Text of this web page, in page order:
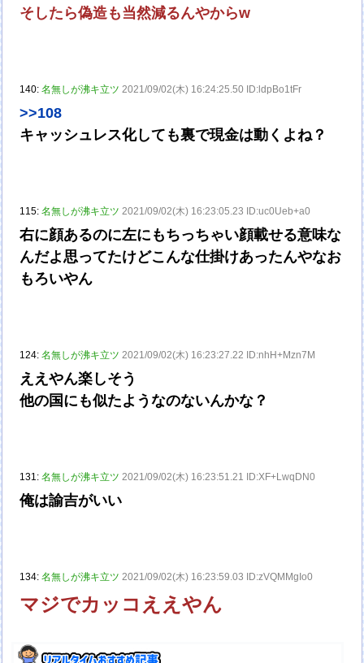
そしたら偽造も当然減るんやからw
140:名無しが沸キ立ツ 2021/09/02(木) 16:24:25.50 ID:ldpBo1tFr
>>108
キャッシュレス化しても裏で現金は動くよね？
115:名無しが沸キ立ツ 2021/09/02(木) 16:23:05.23 ID:uc0Ueb+a0
右に顔あるのに左にもちっちゃい顔載せる意味な
んだよ思ってたけどこんな仕掛けあったんやなお
もろいやん
124:名無しが沸キ立ツ 2021/09/02(木) 16:23:27.22 ID:nhH+Mzn7M
ええやん楽しそう
他の国にも似たようなのないんかな？
131:名無しが沸キ立ツ 2021/09/02(木) 16:23:51.21 ID:XF+LwqDN0
俺は諭吉がいい
134:名無しが沸キ立ツ 2021/09/02(木) 16:23:59.03 ID:zVQMMgIo0
マジでカッコええやん